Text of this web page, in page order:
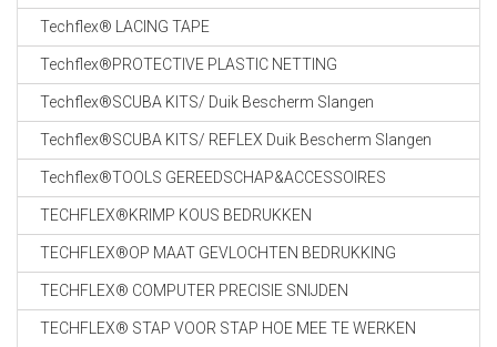
Techflex® LACING TAPE
Techflex®PROTECTIVE PLASTIC NETTING
Techflex®SCUBA KITS/ Duik Bescherm Slangen
Techflex®SCUBA KITS/ REFLEX Duik Bescherm Slangen
Techflex®TOOLS GEREEDSCHAP&ACCESSOIRES
TECHFLEX®KRIMP KOUS BEDRUKKEN
TECHFLEX®OP MAAT GEVLOCHTEN BEDRUKKING
TECHFLEX® COMPUTER PRECISIE SNIJDEN
TECHFLEX® STAP VOOR STAP HOE MEE TE WERKEN